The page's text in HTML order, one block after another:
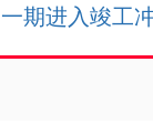
期进入竣工